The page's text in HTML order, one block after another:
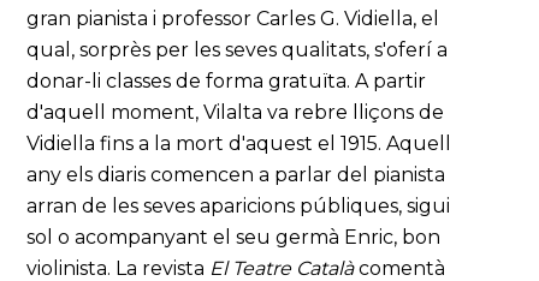
gran pianista i professor Carles G. Vidiella, el
qual, sorprès per les seves qualitats, s'oferí a
donar-li classes de forma gratuïta. A partir
d'aquell moment, Vilalta va rebre lliçons de
Vidiella fins a la mort d'aquest el 1915. Aquell
any els diaris comencen a parlar del pianista
arran de les seves aparicions públiques, sigui
sol o acompanyant el seu germà Enric, bon
violinista. La revista El Teatre Catalàcomentà